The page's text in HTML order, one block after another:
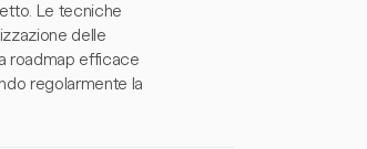
Le tecniche
delle
roadmap efficace
regolarmente la